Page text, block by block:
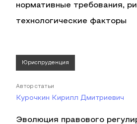
нормативные требования,
технологические факторы
Юриспруденция
Автор статьи
Курочкин Кирилл Дмитриевич
Эволюция правового